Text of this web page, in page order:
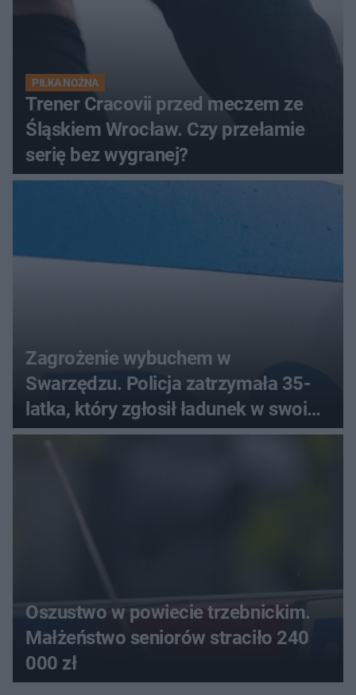
PIŁKA NOŻNA
Trener Cracovii przed meczem ze
Śląskiem Wrocław. Czy przełamie
serię bez wygranej?
Zagrożenie wybuchem w
Swarzędzu. Policja zatrzymała 35-
latka, który zgłosił ładunek w swoim
aucie
Oszustwo w powiecie trzebnickim.
Małżeństwo seniorów straciło 240
000 zł